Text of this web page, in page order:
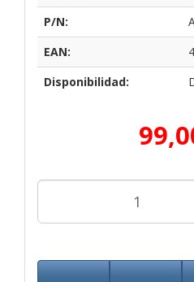
P/N:
EAN:
Disponibilidad: